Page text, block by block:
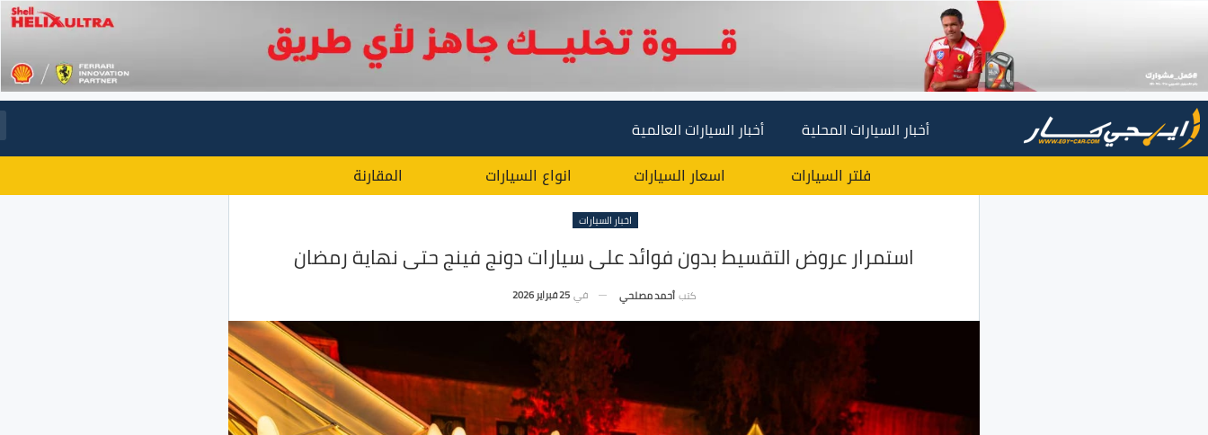
أخبار السيارات المحلية أخبار السيارات العالمية
فلتر السيارات اسعار السيارات انواع السيارات المقارنة
اخبار السيارات
استمرار عروض التقسيط بدون فوائد على سيارات دونج فينج حتى نهاية رمضان
كتب أحمد مصلحي في 25 فبراير 2026